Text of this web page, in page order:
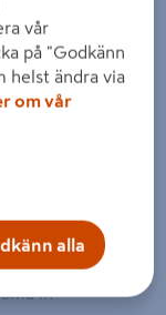
in
vår
på "Godkänn
helst ändra via
om vår
alla